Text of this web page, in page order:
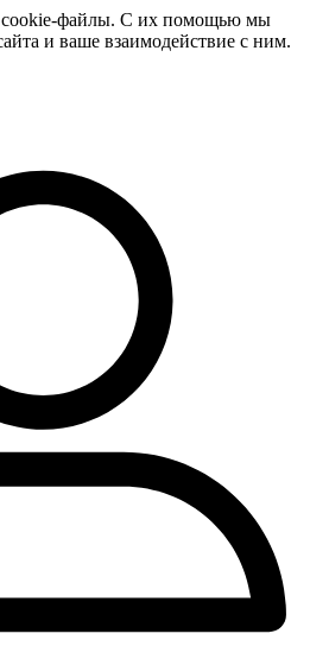
cookie-файлы. С их помощью мы
и ваше взаимодействие с ним.